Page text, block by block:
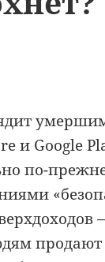
Google
по-
продают